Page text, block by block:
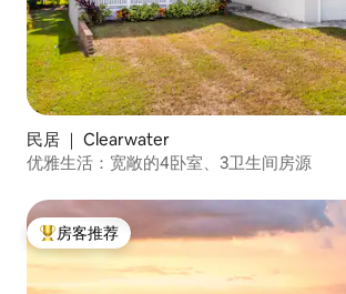
民居 ｜ Clearwater
优雅生活：宽敞的4卧室、3卫生间房源
热门「房客推荐」
房客推荐